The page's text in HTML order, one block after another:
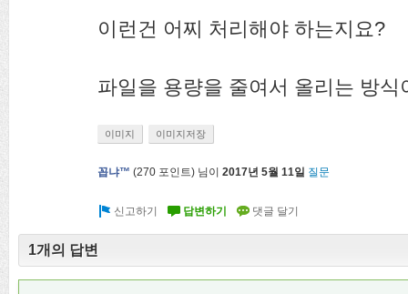
이런건 어찌 처리해야 하는지요?
파일을 용량을 줄여서 올리는 방식
이미지 이미지저장
꼽냐™ (270 포인트) 님이 2017년 5월 11일 질문
1개의 답변